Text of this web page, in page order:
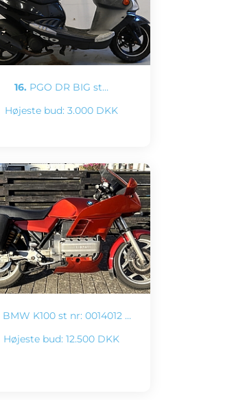
16. PGO DR BIG st…
Højeste bud: 3.000 DKK
BMW K100 st nr: 0014012 …
Højeste bud: 12.500 DKK